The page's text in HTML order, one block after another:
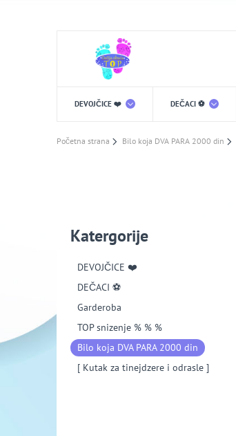
DEVOJČICE ❤️ DEČACI ⚽️
Početna strana Bilo koja DVA PARA 2000 din
Katergorije
DEVOJČICE ❤️
DEČACI ⚽️
Garderoba
TOP snizenje % % %
Bilo koja DVA PARA 2000 din
[ Kutak za tinejdzere i odrasle ]